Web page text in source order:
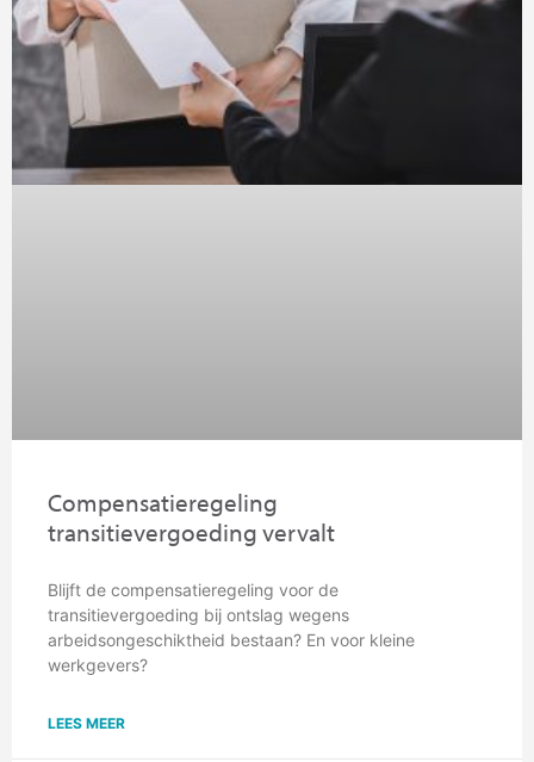
Compensatieregeling
transitievergoeding vervalt
Blijft de compensatieregeling voor de
transitievergoeding bij ontslag wegens
arbeidsongeschiktheid bestaan? En voor kleine
werkgevers?
LEES MEER